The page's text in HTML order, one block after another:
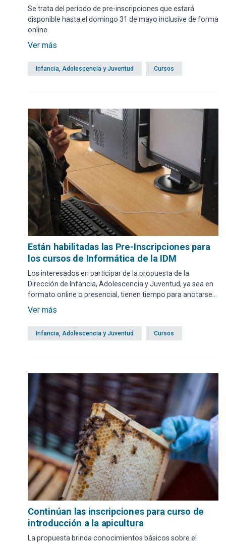
Se trata del período de pre-inscripciones que estará
disponible hasta el domingo 31 de mayo inclusive de forma
online.
Ver más
Infancia, Adolescencia y Juventud Cursos
Están habilitadas las Pre-Inscripciones para
los cursos de Informática de la IDM
Los interesados en participar de la propuesta de la
Dirección de Infancia, Adolescencia y Juventud, ya sea en
formato online o presencial, tienen tiempo para anotarse
hasta el próximo domingo 31 de mayo inclusive,
ubicado al final de esta misma noticia.
Ver más
Infancia, Adolescencia y Juventud Cursos
Continúan las inscripciones para curso de
introducción a la apicultura
La propuesta brinda conocimientos básicos sobre el